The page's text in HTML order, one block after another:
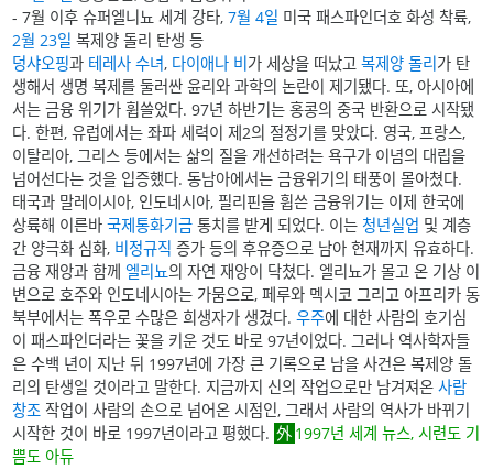
- 7월 이후 슈퍼엘니뇨 세계 강타,7월 4일 미국 패스파인더호 화성 착륙,
2월 23일 복제양 돌리 탄생 등
덩샤오핑과 테레사 수녀, 다이애나 비가 세상을 떠났고복제양 돌리가 탄
생해서 생명 복제를 둘러싼 윤리와 과학의 논란이 제기됐다. 또, 아시아에
서는 금융 위기가 휩쓸었다. 97년 하반기는 홍콩의 중국 반환으로 시작됐
다. 한편, 유럽에서는 좌파 세력이 제2의 절정기를 맞았다. 영국, 프랑스,
이탈리아, 그리스 등에서는 삶의 질을 개선하려는 욕구가 이념의 대립을
넘어선다는 것을 입증했다. 동남아에서는 금융위기의 태풍이 몰아쳤다.
태국과 말레이시아, 인도네시아, 필리핀을 휩쓴 금융위기는 이제 한국에
상륙해 이른바국제통화기금 통치를 받게 되었다. 이는 청년실업 및 계층
간 양극화 심화, 비정규직 증가 등의 후유증으로 남아 현재까지 유효하다.
금융 재앙과 함께엘리뇨의 자연 재앙이 닥쳤다. 엘리뇨가 몰고 온 기상 이
변으로 호주와 인도네시아는 가뭄으로, 페루와 멕시코 그리고 아프리카 동
북부에서는 폭우로 수많은 희생자가 생겼다.우주에 대한 사람의 호기심
이 패스파인더라는 꽃을 키운 것도 바로 97년이었다. 그러나 역사학자들
은 수백 년이 지난 뒤 1997년에 가장 큰 기록으로 남을 사건은 복제양 돌
리의 탄생일 것이라고 말한다. 지금까지 신의 작업으로만 남겨져온사람
창조 작업이 사람의 손으로 넘어온 시점인, 그래서 사람의 역사가 바뀌기
시작한 것이 바로 1997년이라고 평했다.
1997년 세계 뉴스, 시련도 기
쁨도 아듀